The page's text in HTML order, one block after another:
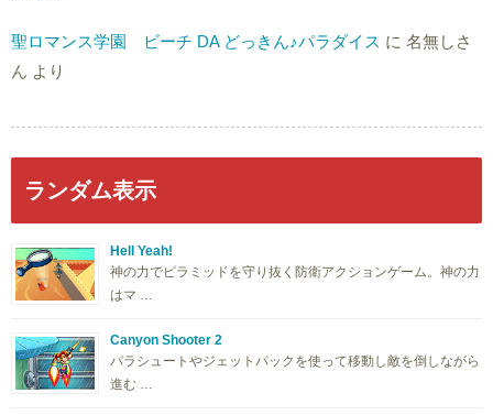
聖ロマンス学園 ビーチ DA どっきん♪パラダイス に 名無しさ
ん より
ランダム表示
Hell Yeah!
神の力でピラミッドを守り抜く防衛アクションゲーム。神の力
はマ …
Canyon Shooter 2
パラシュートやジェットパックを使って移動し敵を倒しながら
進む …